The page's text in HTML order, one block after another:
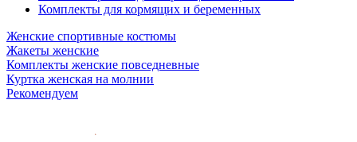
Комплекты для кормящих и беременных
Женские спортивные костюмы
Жакеты женские
Комплекты женские повседневные
Куртка женская на молнии
Рекомендуем